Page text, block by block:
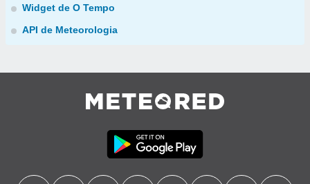
Widget de O Tempo
API de Meteorologia